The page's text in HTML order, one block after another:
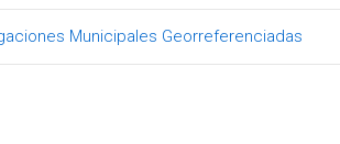
Municipales Georreferenciadas